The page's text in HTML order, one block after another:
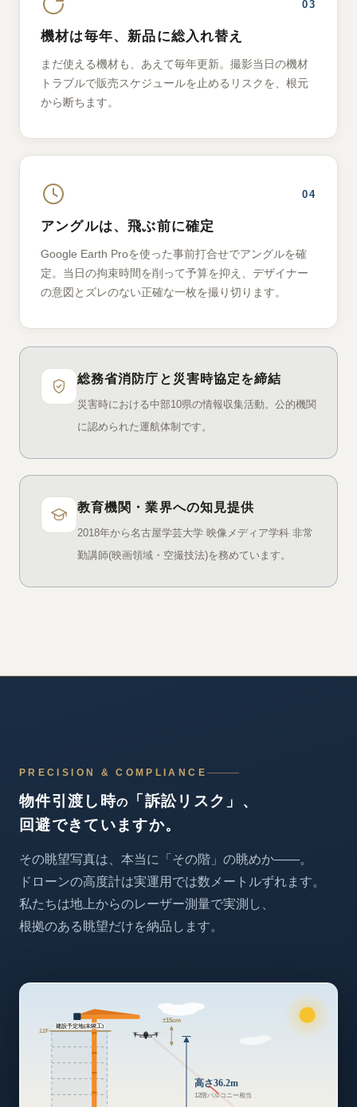
03
機材は毎年、新品に総入れ替え
まだ使える機材も、あえて毎年更新。撮影当日の機材
トラブルで販売スケジュールを止めるリスクを、根元
から断ちます。
04
アングルは、飛ぶ前に確定
Google Earth Proを使った事前打合せでアングルを確
定。当日の拘束時間を削って予算を抑え、デザイナー
の意図とズレのない正確な一枚を撮り切ります。
総務省消防庁と災害時協定を締結
災害時における中部10県の情報収集活動。公的機関
に認められた運航体制です。
教育機関・業界への知見提供
2018年から名古屋学芸大学 映像メディア学科 非常
勤講師(映画領域・空撮技法)を務めています。
PRECISION & COMPLIANCE
物件引渡し時の
「訴訟リスク」、
回避できていますか。
その眺望写真は、 本当に「その階」の眺めか——。
ドローンの高度計は実運用では数メートルずれます。
私たちは地上からのレーザー測量で実測し、
根拠のある眺望だけを納品します。
12F
建設予定地(未竣工)
高さ36.2m
12階バルコニー相当
±15cm